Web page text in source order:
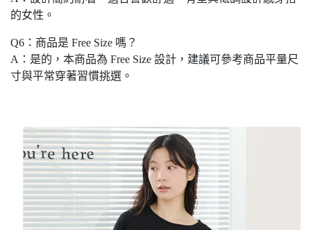
的女性。
Q6：商品是 Free Size 嗎？
A：是的，本商品為 Free Size 設計，建議可參考商品平量尺
寸與平常穿著習慣挑選。